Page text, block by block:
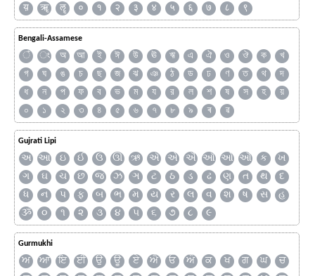
य़
ॠ ॡ ० १ २ ३ ४ ५ ६ ७ ८ ९
Bengali-Assamese
ঁ ং অ আ ই ঈ উ ঊ ঋ এ ঐ ও ঔ ক
খ
গ
ঘ ঙ চ ছ জ ঝ ঞ ঠ ড ঢ ণ ত থ
দ
ধ
ন প ফ ব ভ ম য র ল শ ষ স হ
য়
০
১ ২ ৩ ৪ ৫ ৬ ৭ ৮ ৯ ৰ ৱ
Gujrati Lipi
અ આ ઇ ઈ ઉ ઊ ઋ ઍ એ ઐ ઑ ઓ ઔ ક
ખ
ગ
ઘ ચ છ જ ઝ ઞ ટ ઠ ડ ઢ ણ ત થ
દ
ધ
ન પ ફ બ ભ મ ય ર લ વ શ ષ સ
હ
ૐ
૦ ૧ ૨ ૩ ૪ ૫ ૬ ૭ ૮ ૯
Gurmukhi
ਅ ਆ ਇ ਈ ਉ ਊ ਏ ਐ ਓ ਔ ਕ ਖ ਗ ਘ
ਚ